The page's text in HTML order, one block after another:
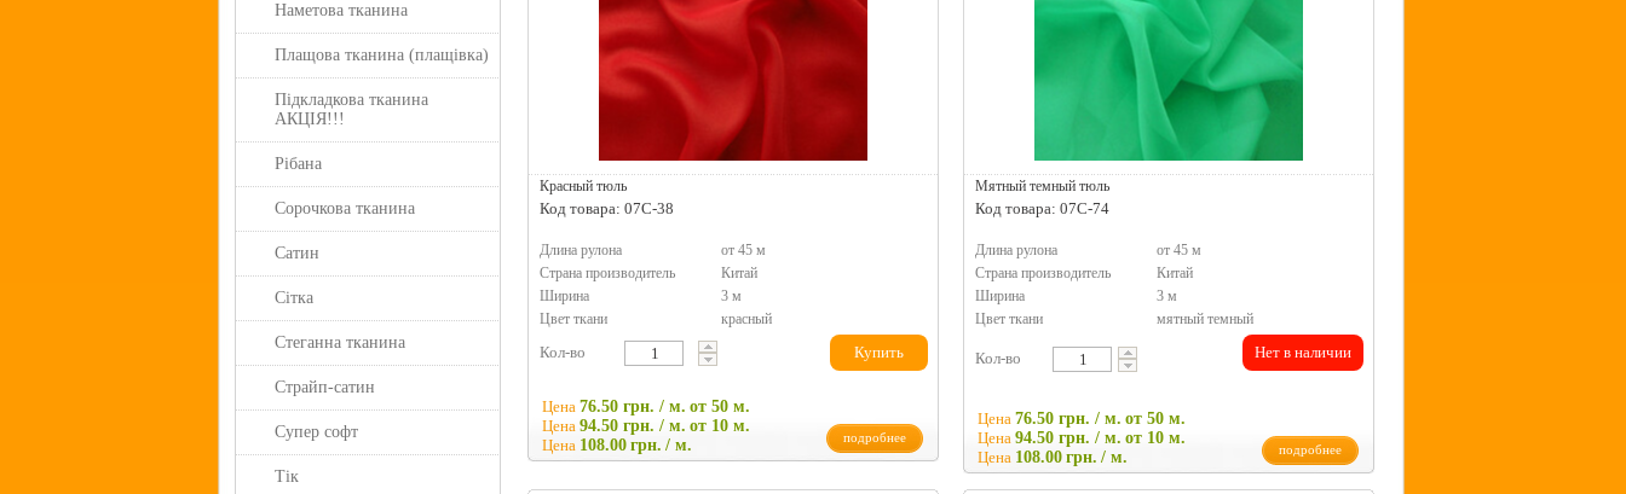
Наметова тканина
Плащова тканина (плащівка)
Підкладкова тканина
АКЦІЯ!!!
Рібана
Сорочкова тканина
Сатин
Сітка
Стеганна тканина
Страйп-сатин
Супер софт
Тік
Красный тюль
Код товара: 07C-38
Длина рулона
от 45 м
Страна производитель
Китай
Ширина
3 м
Цвет ткани
красный
Кол-во Купить
Цена 76.50 грн. / м. от 50 м.
Цена 94.50 грн. / м. от 10 м.
Цена 108.00 грн. / м. подробнее
Мятный темный тюль
Код товара: 07C-74
Длина рулона
от 45 м
Страна производитель
Китай
Ширина
3 м
Цвет ткани
мятный темный
Кол-во Нет в наличии
Цена 76.50 грн. / м. от 50 м.
Цена 94.50 грн. / м. от 10 м.
Цена 108.00 грн. / м. подробнее